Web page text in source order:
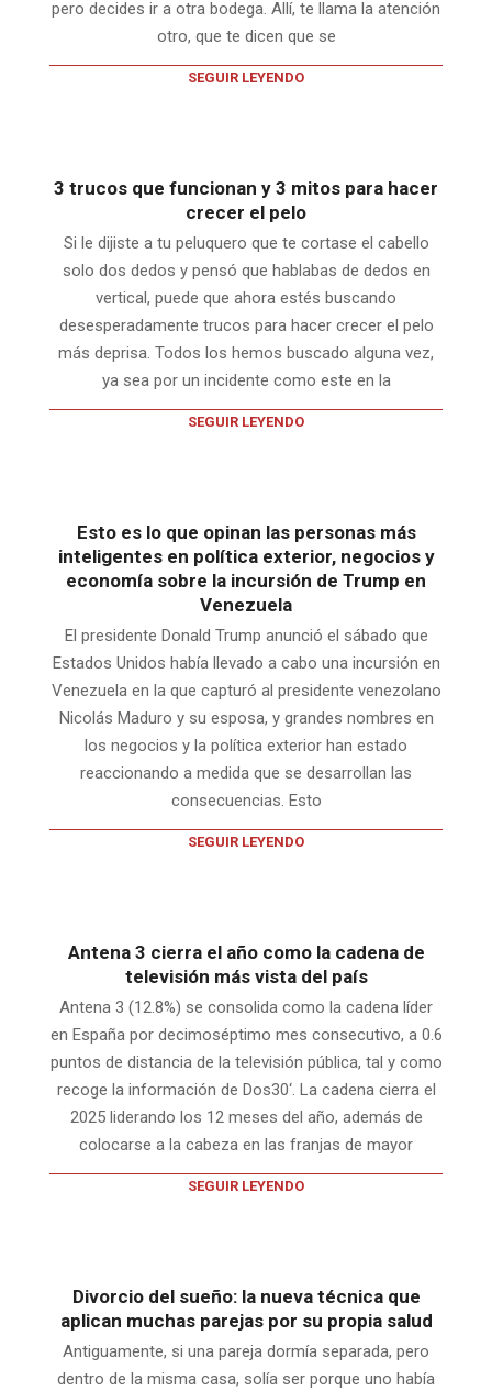
pero decides ir a otra bodega. Allí, te llama la atención
otro, que te dicen que se
SEGUIR LEYENDO
3 trucos que funcionan y 3 mitos para hacer
crecer el pelo
Si le dijiste a tu peluquero que te cortase el cabello
solo dos dedos y pensó que hablabas de dedos en
vertical, puede que ahora estés buscando
desesperadamente trucos para hacer crecer el pelo
más deprisa. Todos los hemos buscado alguna vez,
ya sea por un incidente como este en la
SEGUIR LEYENDO
Esto es lo que opinan las personas más
inteligentes en política exterior, negocios y
economía sobre la incursión de Trump en
Venezuela
El presidente Donald Trump anunció el sábado que
Estados Unidos había llevado a cabo una incursión en
Venezuela en la que capturó al presidente venezolano
Nicolás Maduro y su esposa, y grandes nombres en
los negocios y la política exterior han estado
reaccionando a medida que se desarrollan las
consecuencias. Esto
SEGUIR LEYENDO
Antena 3 cierra el año como la cadena de
televisión más vista del país
Antena 3 (12.8%) se consolida como la cadena líder
en España por decimoséptimo mes consecutivo, a 0.6
puntos de distancia de la televisión pública, tal y como
recoge la información de Dos30‘. La cadena cierra el
2025 liderando los 12 meses del año, además de
colocarse a la cabeza en las franjas de mayor
SEGUIR LEYENDO
Divorcio del sueño: la nueva técnica que
aplican muchas parejas por su propia salud
Antiguamente, si una pareja dormía separada, pero
dentro de la misma casa, solía ser porque uno había